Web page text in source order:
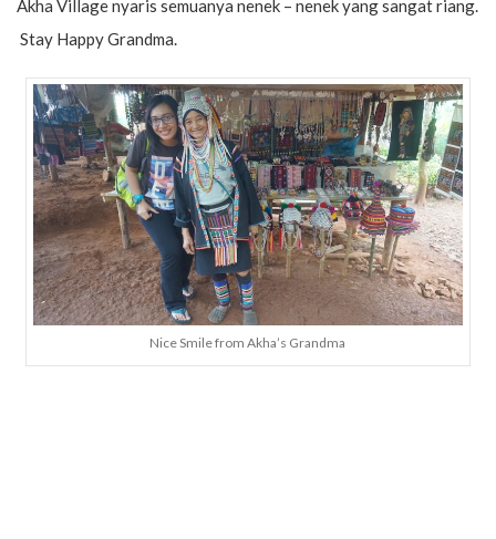
Akha Village nyaris semuanya nenek – nenek yang sangat riang.
Stay Happy Grandma.
Nice Smile from Akha’s Grandma